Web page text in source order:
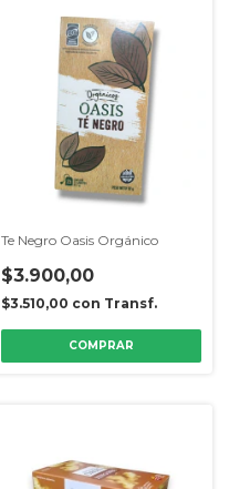
Te Negro Oasis Orgánico
$3.900,00
$3.510,00 con Transf.